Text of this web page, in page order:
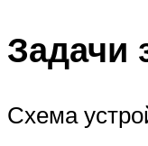
Задачи
Схема